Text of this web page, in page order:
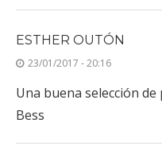
ESTHER OUTÓN
23/01/2017 - 20:16
Una buena selección
Bess